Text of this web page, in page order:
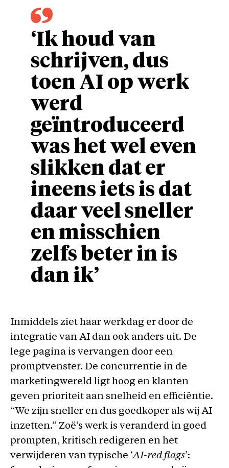
‘Ik houd van
schrijven, dus
toen AI op werk
werd
geïntroduceerd
was het wel even
slikken dat er
ineens iets is dat
daar veel sneller
en misschien
zelfs beter in is
dan ik’
Inmiddels ziet haar werkdag er door de
integratie van AI dan ook anders uit. De
lege pagina is vervangen door een
promptvenster. De concurrentie in de
marketingwereld ligt hoog en klanten
geven prioriteit aan snelheid en efficiëntie.
“We zijn sneller en dus goedkoper als wij AI
inzetten.” Zoë’s werk is veranderd in goed
prompten, kritisch redigeren en het
verwijderen van typische ‘AI-red flags’: